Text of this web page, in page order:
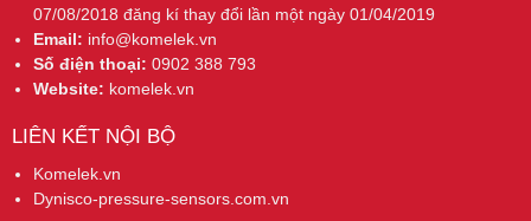
07/08/2018 đăng kí thay đổi lần một ngày 01/04/2019
Email: info@komelek.vn
Số điện thoại: 0902 388 793
Website: komelek.vn
LIÊN KẾT NỘI BỘ
Komelek.vn
Dynisco-pressure-sensors.com.vn